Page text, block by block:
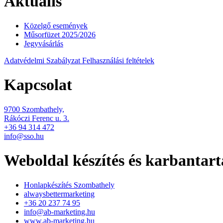
Közelgő események
Műsorfüzet 2025/2026
Jegyvásárlás
Adatvédelmi Szabályzat Felhasználási feltételek
Kapcsolat
9700 Szombathely,
Rákóczi Ferenc u. 3.
+36 94 314 472
info@sso.hu
Weboldal készítés és
Honlapkészítés Szombathely
alwaysbettermarketing
+36 20 237 74 95
info@ab-marketing.hu
www.ab-marketing.hu